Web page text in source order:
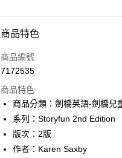
付款方式
信用卡一次付款
Apple Pay
Google Pay
ATM付款
商品特色
商品編號
7172535
商品特色
商品分類：劍橋英語-劍橋兒
系列：Storyfun 2nd Edition
版次：2版
作者：Karen Saxby